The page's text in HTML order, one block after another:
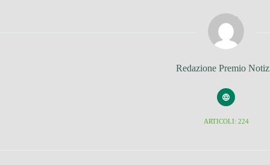
Redazione Premio
ARTICOLI: 224